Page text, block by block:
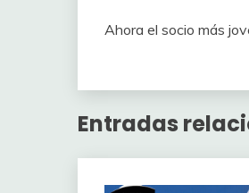
Ahora el socio más
Entradas